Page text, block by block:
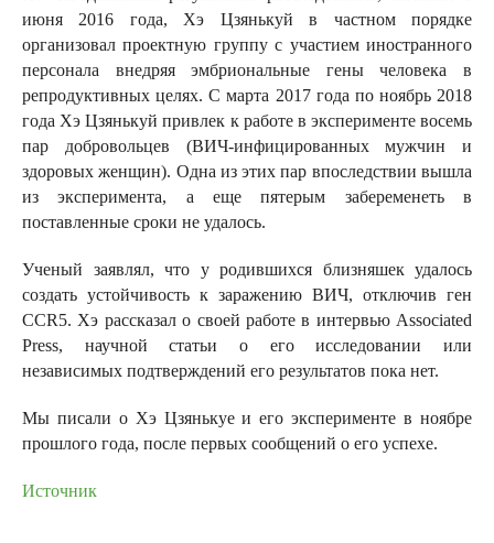
июня 2016 года, Хэ Цзянькуй в частном порядке
организовал проектную группу с участием иностранного
персонала внедряя эмбриональные гены человека в
репродуктивных целях. С марта 2017 года по ноябрь 2018
года Хэ Цзянькуй привлек к работе в эксперименте восемь
пар добровольцев (ВИЧ-инфицированных мужчин и
здоровых женщин). Одна из этих пар впоследствии вышла
из эксперимента, а еще пятерым забеременеть в
поставленные сроки не удалось.
Ученый заявлял, что у родившихся близняшек удалось
создать устойчивость к заражению ВИЧ, отключив ген
CCR5. Хэ рассказал о своей работе в интервью Associated
Press, научной статьи о его исследовании или
независимых подтверждений его результатов пока нет.
Мы писали о Хэ Цзянькуе и его эксперименте в ноябре
прошлого года, после первых сообщений о его успехе.
Источник